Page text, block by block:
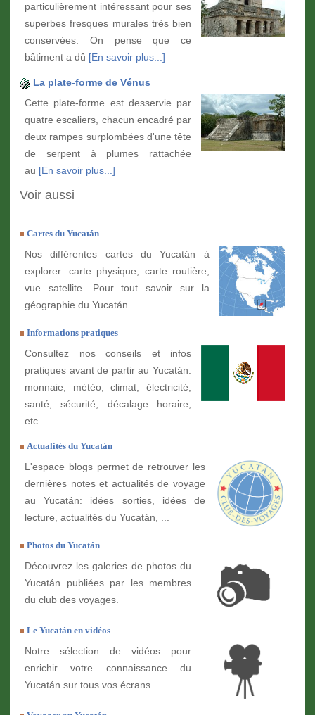
particulièrement intéressant pour ses
superbes fresques murales très bien
conservées. On pense que ce
bâtiment a dû [En savoir plus...]
La plate-forme de Vénus
Cette plate-forme est desservie par
quatre escaliers, chacun encadré par
deux rampes surplombées d'une tête
de serpent à plumes rattachée
au [En savoir plus...]
Voir aussi
Cartes du Yucatán
Nos différentes cartes du Yucatán à
explorer: carte physique, carte routière,
vue satellite. Pour tout savoir sur la
géographie du Yucatán.
Informations pratiques
Consultez nos conseils et infos
pratiques avant de partir au Yucatán:
monnaie, météo, climat, électricité,
santé, sécurité, décalage horaire,
etc.
Actualités du Yucatán
L'espace blogs permet de retrouver les
dernières notes et actualités de voyage
au Yucatán: idées sorties, idées de
lecture, actualités du Yucatán, ...
Photos du Yucatán
Découvrez les galeries de photos du
Yucatán publiées par les membres
du club des voyages.
Le Yucatán en vidéos
Notre sélection de vidéos pour
enrichir votre connaissance du
Yucatán sur tous vos écrans.